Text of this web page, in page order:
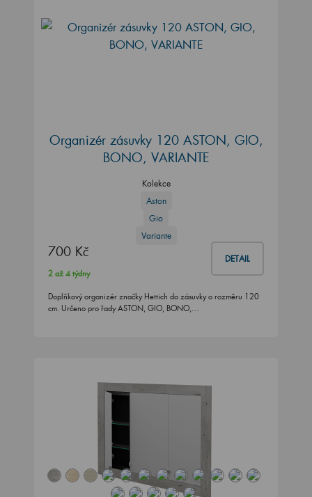
Organizér zásuvky 120 ASTON, GIO,
BONO, VARIANTE
Kolekce
Aston
Gio
Variante
700 Kč DETAIL
2 až 4 týdny
Doplňkový organizér značky Hettich do zásuvky o rozměru 120
cm. Určeno pro řady ASTON, GIO, BONO,…